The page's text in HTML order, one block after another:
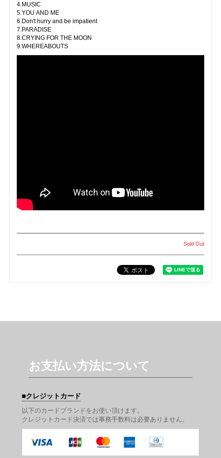
4.MUSIC
5.YOU AND ME
6.Don't hurry and be impatient
7.PARADISE
8.CRYING FOR THE MOON
9.WHEREABOUTS
Sold Out
お支払い方法について
クレジットカード
以下のカードブランドをお使い頂けます。
クレジットカード決済では事務手数料は必要ありません。